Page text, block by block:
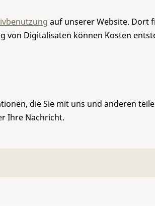
auf unserer Website. Dort
Digitalisaten können Kosten
die Sie mit uns und anderen
Ihre Nachricht.